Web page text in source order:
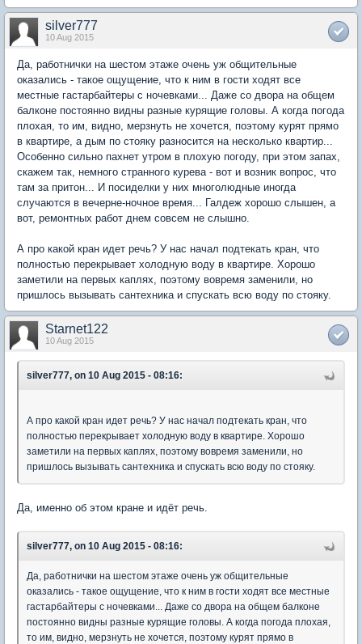
silver777
10 Aug 2015
Да, работнички на шестом этаже очень уж общительные
оказались - такое ощущение, что к ним в гости ходят все
местные гастарбайтеры с ночевками... Даже со двора на общем
балконе постоянно видны разные курящие головы. А когда погода
плохая, то им, видно, мерзнуть не хочется, поэтому курят прямо
в квартире, а дым по стояку разносится на несколько квартир...
Особенно сильно пахнет утром в плохую погоду, при этом запах,
скажем так, немного странного курева - вот и возник вопрос, что
там за притон... И посиделки у них многолюдные иногда
случаются в вечерне-ночное время... Галдеж хорошо слышен, а
вот, ремонтных работ днем совсем не слышно.
А про какой кран идет речь? У нас начал подтекать кран, что
полностью перекрывает холодную воду в квартире. Хорошо
заметили на первых каплях, поэтому вовремя заменили, но
пришлось вызывать сантехника и спускать всю воду по стояку.
Starnet122
10 Aug 2015
silver777, on 10 Aug 2015 - 08:16:
А про какой кран идет речь? У нас начал подтекать кран, что
полностью перекрывает холодную воду в квартире. Хорошо
заметили на первых каплях, поэтому вовремя заменили, но
пришлось вызывать сантехника и спускать всю воду по стояку.
Да, именно об этом кране и идёт речь.
silver777, on 10 Aug 2015 - 08:16:
Да, работнички на шестом этаже очень уж общительные
оказались - такое ощущение, что к ним в гости ходят все местные
гастарбайтеры с ночевками... Даже со двора на общем балконе
постоянно видны разные курящие головы. А когда погода плохая,
то им, видно, мерзнуть не хочется, поэтому курят прямо в